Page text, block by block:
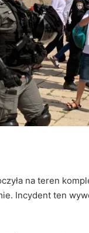
na teren
Incydent ten